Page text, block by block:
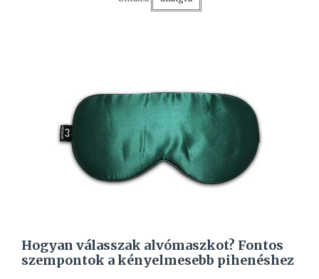
Hogyan válasszak alvómaszkot? Fontos
szempontok a kényelmesebb pihenéshez